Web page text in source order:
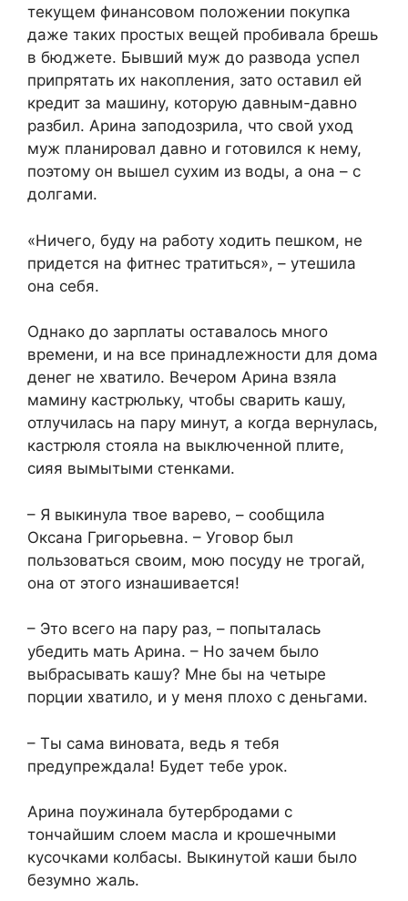
текущем финансовом положении покупка
даже таких простых вещей пробивала брешь
в бюджете. Бывший муж до развода успел
припрятать их накопления, зато оставил ей
кредит за машину, которую давным-давно
разбил. Арина заподозрила, что свой уход
муж планировал давно и готовился к нему,
поэтому он вышел сухим из воды, а она – с
долгами.
«Ничего, буду на работу ходить пешком, не
придется на фитнес тратиться», – утешила
она себя.
Однако до зарплаты оставалось много
времени, и на все принадлежности для дома
денег не хватило. Вечером Арина взяла
мамину кастрюльку, чтобы сварить кашу,
отлучилась на пару минут, а когда вернулась,
кастрюля стояла на выключенной плите,
сияя вымытыми стенками.
– Я выкинула твое варево, – сообщила
Оксана Григорьевна. – Уговор был
пользоваться своим, мою посуду не трогай,
она от этого изнашивается!
– Это всего на пару раз, – попыталась
убедить мать Арина. – Но зачем было
выбрасывать кашу? Мне бы на четыре
порции хватило, и у меня плохо с деньгами.
– Ты сама виновата, ведь я тебя
предупреждала! Будет тебе урок.
Арина поужинала бутербродами с
тончайшим слоем масла и крошечными
кусочками колбасы. Выкинутой каши было
безумно жаль.